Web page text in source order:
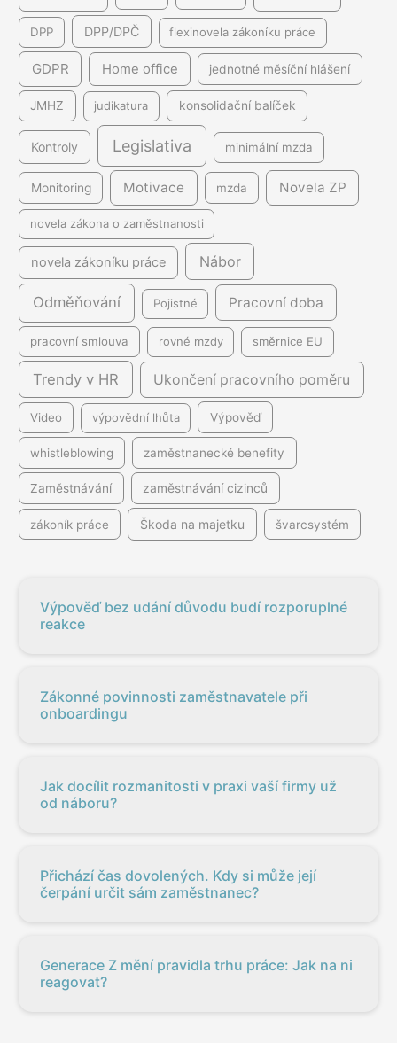
DPP DPP/DPČ flexinovela zákoníku práce
GDPR Home office jednotné měsíční hlášení
JMHZ judikatura konsolidační balíček
Kontroly Legislativa minimální mzda
Monitoring Motivace mzda Novela ZP
novela zákona o zaměstnanosti
novela zákoníku práce Nábor
Odměňování Pojistné Pracovní doba
pracovní smlouva rovné mzdy směrnice EU
Trendy v HR Ukončení pracovního poměru
Video výpovědní lhůta Výpověď
whistleblowing zaměstnanecké benefity
Zaměstnávání zaměstnávání cizinců
zákoník práce Škoda na majetku švarcsystém
Výpověď bez udání důvodu budí rozporuplné
reakce
Zákonné povinnosti zaměstnavatele při
onboardingu
Jak docílit rozmanitosti v praxi vaší firmy už
od náboru?
Přichází čas dovolených. Kdy si může její
čerpání určit sám zaměstnanec?
Generace Z mění pravidla trhu práce: Jak na ni
reagovat?